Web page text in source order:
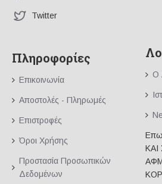
Twitter
Πληροφορίες
Επικοινωνία
Αποστολές - Πληρωμές
Επιστροφές
Όροι Χρήσης
Προστασία Προσωπικών
Δεδομένων
Ο
ΚΑΙ